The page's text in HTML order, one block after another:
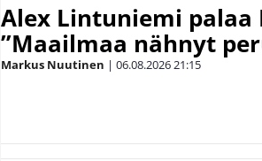
Alex Lintuniemi palaa
”Maailmaa nähnyt
Markus Nuutinen | 06.08.202621:15